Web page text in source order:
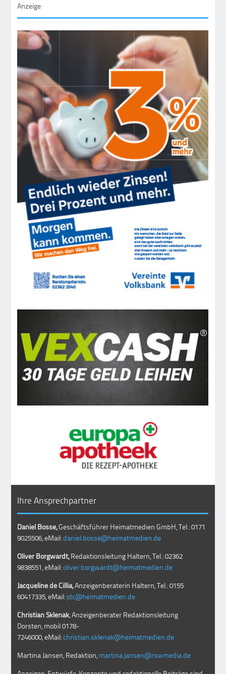
Anzeige
Ihre Ansprechpartner
Daniel Bosse,Geschäftsführer Heimatmedien GmbH, Tel.: 0171
9025506, eMail:daniel.bosse@heimatmedien.de
Oliver Borgwardt,Redaktionsleitung Haltern, Tel.: 02362
9838551, eMail:oliver.borgwardt@heimatmedien.de
Jacqueline de Cillia,Anzeigenberaterin Haltern, Tel.: 0155
60417335, eMail: jdc@heimatmedien.de
Christian Sklenak, Anzeigenberater Redaktionsleitung
Dorsten, mobil0178-
7246000, eMail:christian.sklenak@heimatmedien.de
Martina Jansen, Redaktion, martina.jansen@rswmedia.de